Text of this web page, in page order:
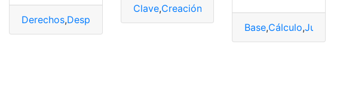
Derechos,Despido Ecuador,Jubilación,Patronales
Clave,Creación
Base,Cálculo,Jubilación